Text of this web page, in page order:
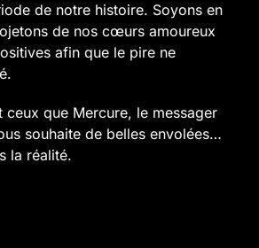
de notre histoire. Soyons en
de nos cœurs amoureux
afin que le pire ne
ceux que Mercure, le messager
souhaite de belles envolées…
la réalité.